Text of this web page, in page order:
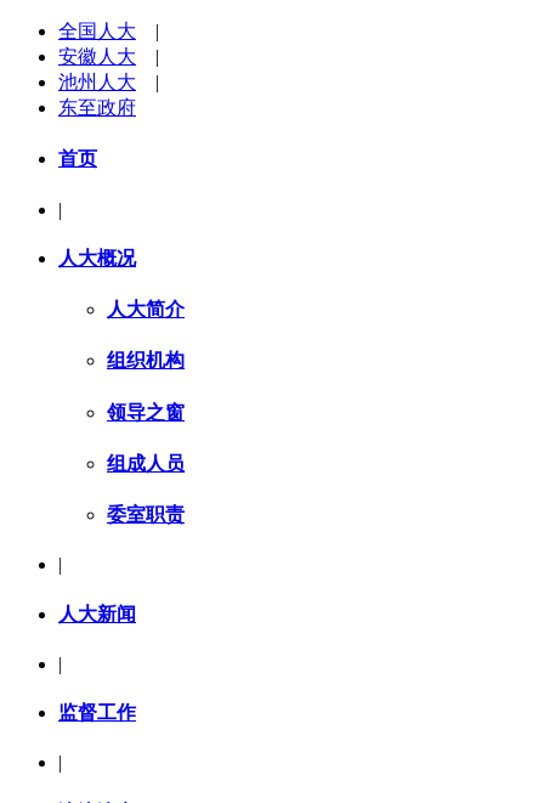
全国人大 |
安徽人大 |
池州人大 |
东至政府
首页
|
人大概况
人大简介
组织机构
领导之窗
组成人员
委室职责
|
人大新闻
|
监督工作